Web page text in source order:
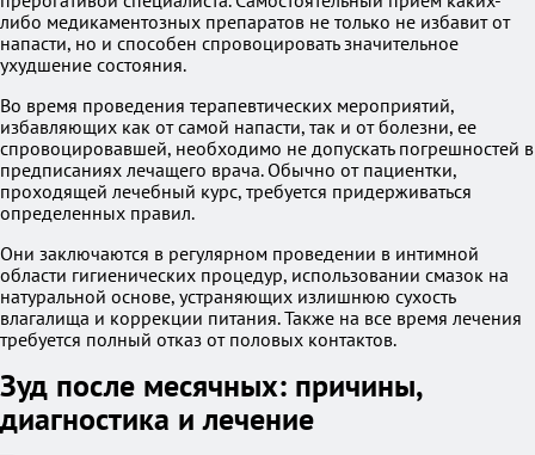
либо медикаментозных препаратов не только не избавит от
напасти, но и способен спровоцировать значительное
ухудшение состояния.
Во время проведения терапевтических мероприятий,
избавляющих как от самой напасти, так и от болезни, ее
спровоцировавшей, необходимо не допускать погрешностей в
предписаниях лечащего врача. Обычно от пациентки,
проходящей лечебный курс, требуется придерживаться
определенных правил.
Они заключаются в регулярном проведении в интимной
области гигиенических процедур, использовании смазок на
натуральной основе, устраняющих излишнюю сухость
влагалища и коррекции питания. Также на все время лечения
требуется полный отказ от половых контактов.
Зуд после месячных: причины,
диагностика и лечение